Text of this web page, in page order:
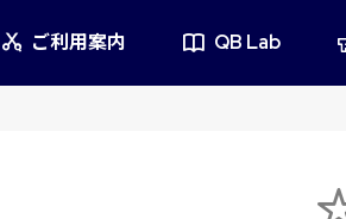
ご利用案内 QB Lab